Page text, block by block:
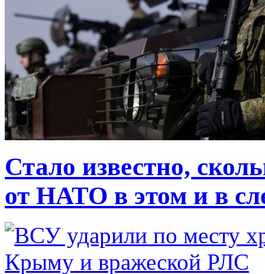
Стало известно,
от НАТО в этом и в